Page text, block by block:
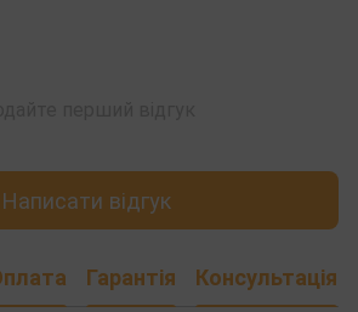
Написати відгук
Гарантія Консультація